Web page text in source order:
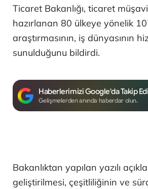
Ticaret Bakanlığı, ticaret
hazırlanan 80 ülkeye yönelik
araştırmasının, iş dünyasının
sunulduğunu bildirdi.
Haberlerimizi Google'da Takip
Gelişmelerden anında haberdar olun.
Bakanlıktan yapılan yazılı
geliştirilmesi, çeşitliliğinin ve